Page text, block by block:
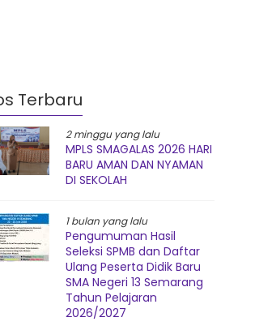
Terbaru
2 minggu yang lalu
MPLS SMAGALAS 2026 HARI
BARU AMAN DAN NYAMAN
DI SEKOLAH
1 bulan yang lalu
Pengumuman Hasil
Seleksi SPMB dan Daftar
Ulang Peserta Didik Baru
SMA Negeri 13 Semarang
Tahun Pelajaran
2026/2027